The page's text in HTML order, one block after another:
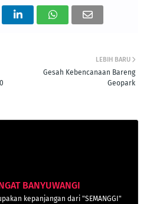
LEBIH BARU
Gesah Kebencanaan Bareng
Geopark
BANYUWANGI
kepanjangan dari "SEMANGGI"